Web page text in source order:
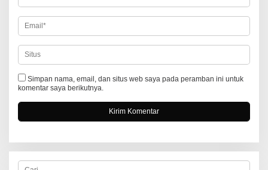
Simpan nama, email, dan situs web saya pada peramban ini untuk
komentar saya berikutnya.
C